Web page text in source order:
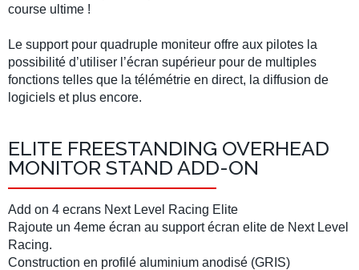
course ultime !
Le support pour quadruple moniteur offre aux pilotes la
possibilité d’utiliser l’écran supérieur pour de multiples
fonctions telles que la télémétrie en direct, la diffusion de
logiciels et plus encore.
ELITE FREESTANDING OVERHEAD
MONITOR STAND ADD-ON
Add on 4 ecrans Next Level Racing Elite
Rajoute un 4eme écran au support écran elite de Next Level
Racing.
Construction en profilé aluminium anodisé (GRIS)